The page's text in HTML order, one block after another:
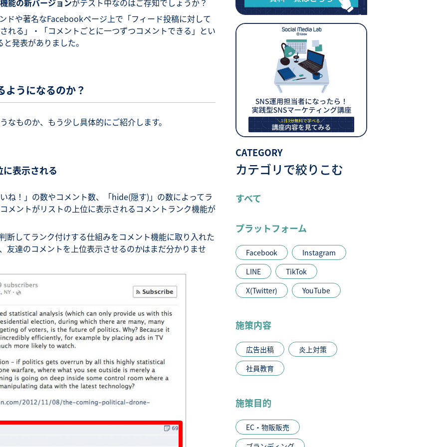
能の新バージョンがテスト中なのはご存知でしょうか？
ドや著名なFacebookページ上で「フィード投稿に対して
れる」・「コメントごとに一つずつコメントできる」とい
発表がありました。
うになるのか？
ものか、もう少し具体的にご紹介します。
表示される
ね！」の数やコメント数、「hide(隠す)」の数によってラ
メントがリストの上位に表示されるコメントランク機能が
断してランク付けする仕組みをコメント機能に取り入れた
友達のコメントを上位表示させるのかはまだ分かりませ
CATEGORY
カテゴリで絞りこむ
すべて
プラットフォーム
Facebook
Instagram
LINE
TikTok
X(Twitter)
YouTube
施策内容
広告出稿
炎上対策
社員教育
施策目的
EC・物販販売